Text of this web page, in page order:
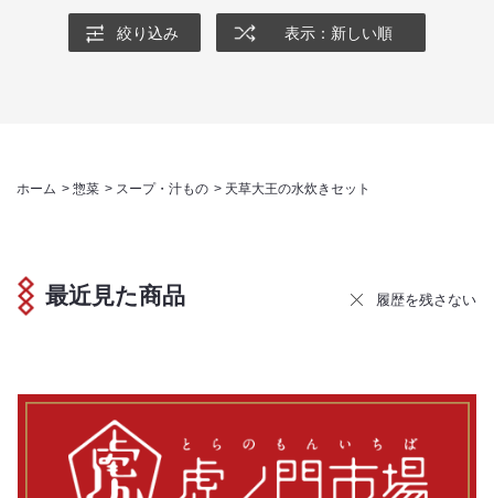
絞り込み 表示：新しい順
ホーム > 惣菜 > スープ・汁もの > 天草大王の水炊きセット
最近見た商品 履歴を残さない